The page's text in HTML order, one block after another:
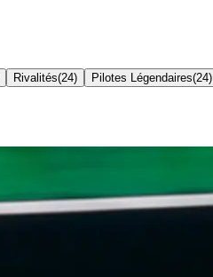
Rivalités(24) Pilotes Légendaires(24)